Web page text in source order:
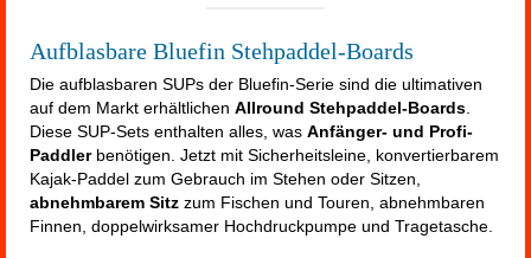
Aufblasbare Bluefin Stehpaddel-Boards
Die aufblasbaren SUPs der Bluefin-Serie sind die ultimativen
auf dem Markt erhältlichen Allround Stehpaddel-Boards.
Diese SUP-Sets enthalten alles, was Anfänger- und Profi-
Paddlerbenötigen. Jetzt mit Sicherheitsleine, konvertierbarem
Kajak-Paddel zum Gebrauch im Stehen oder Sitzen,
abnehmbarem Sitz zum Fischen und Touren, abnehmbaren
Finnen, doppelwirksamer Hochdruckpumpe und Tragetasche.